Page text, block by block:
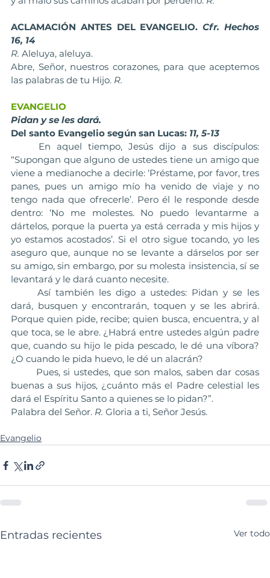
ACLAMACIÓN ANTES DEL EVANGELIO. Cfr. Hechos
16, 14
R. Aleluya, aleluya.
Abre, Señor, nuestros corazones, para que aceptemos
las palabras de tu Hijo. R.
EVANGELIO
Pidan y se les dará.
Del santo Evangelio según san Lucas: 11, 5-13
“Supongan que alguno de ustedes tiene un amigo que
viene a medianoche a decirle: ‘Préstame, por favor, tres
panes, pues un amigo mío ha venido de viaje y no
tengo nada que ofrecerle’. Pero él le responde desde
dentro: ‘No me molestes. No puedo levantarme a
dártelos, porque la puerta ya está cerrada y mis hijos y
yo estamos acostados’. Si el otro sigue tocando, yo les
aseguro que, aunque no se levante a dárselos por ser
su amigo, sin embargo, por su molesta insistencia, sí se
levantará y le dará cuanto necesite.
dará, busquen y encontrarán, toquen y se les abrirá.
Porque quien pide, recibe; quien busca, encuentra, y al
que toca, se le abre. ¿Habrá entre ustedes algún padre
que, cuando su hijo le pida pescado, le dé una víbora?
¿O cuando le pida huevo, le dé un alacrán?
buenas a sus hijos, ¿cuánto más el Padre celestial les
dará el Espíritu Santo a quienes se lo pidan?”.
Palabra del Señor. R. Gloria a ti, Señor Jesús.
Evangelio
Entradas recientes Ver todo